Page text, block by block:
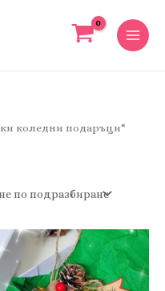
коледни подаръци“